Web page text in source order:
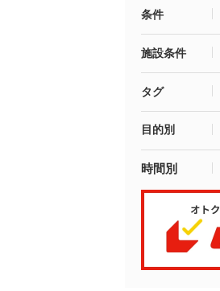
条件
施設条件
タグ
目的別
時間別